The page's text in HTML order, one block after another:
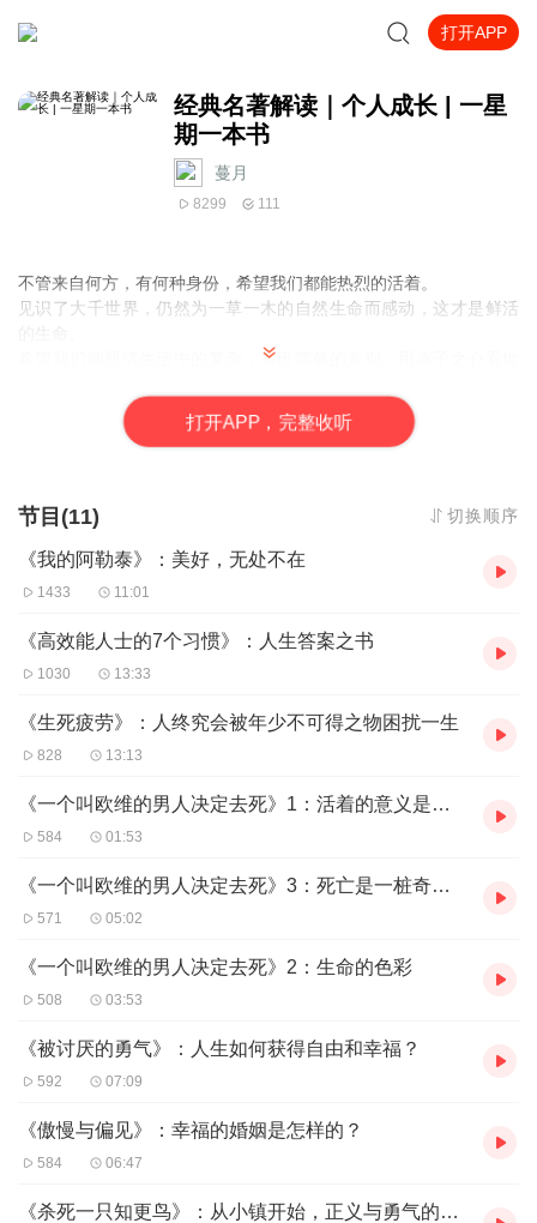
打开APP
经典名著解读｜个人成长 | 一星
期一本书
蔓月_
8299 111
不管来自何方，有何种身份，希望我们都能热烈的活着。
见识了大千世界，仍然为一草一木的自然生命而感动，这才是鲜活
希望我们能厘清生活中的复杂，看出简单的差别。用赤子之心看世
打开APP，完整收听
节目(11) 切换顺序
《我的阿勒泰》：美好，无处不在
1433 11:01
《高效能人士的7个习惯》：人生答案之书
1030 13:33
《生死疲劳》：人终究会被年少不可得之物困扰一生
828 13:13
《一个叫欧维的男人决定去死》1：活着的意义是什么？
584 01:53
《一个叫欧维的男人决定去死》3：死亡是一桩奇怪的事情
571 05:02
《一个叫欧维的男人决定去死》2：生命的色彩
508 03:53
《被讨厌的勇气》：人生如何获得自由和幸福？
592 07:09
《傲慢与偏见》：幸福的婚姻是怎样的？
584 06:47
《杀死一只知更鸟》：从小镇开始，正义与勇气的叙事之旅